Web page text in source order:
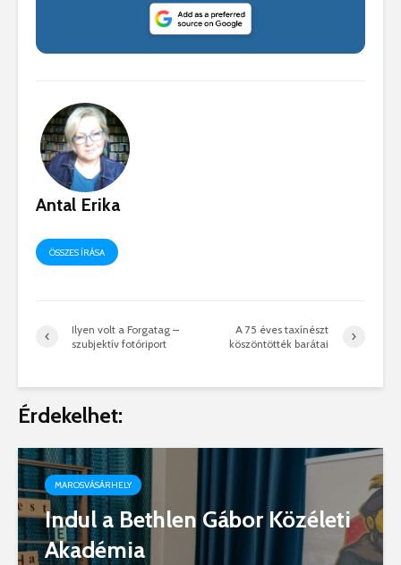
Antal Erika
ÖSSZES ÍRÁSA
Ilyen volt a Forgatag –
szubjektív fotóriport
A 75 éves taxínészt
köszöntötték barátai
Érdekelhet:
MAROSVÁSÁRHELY
Indul a Bethlen Gábor Közéleti
Akadémia